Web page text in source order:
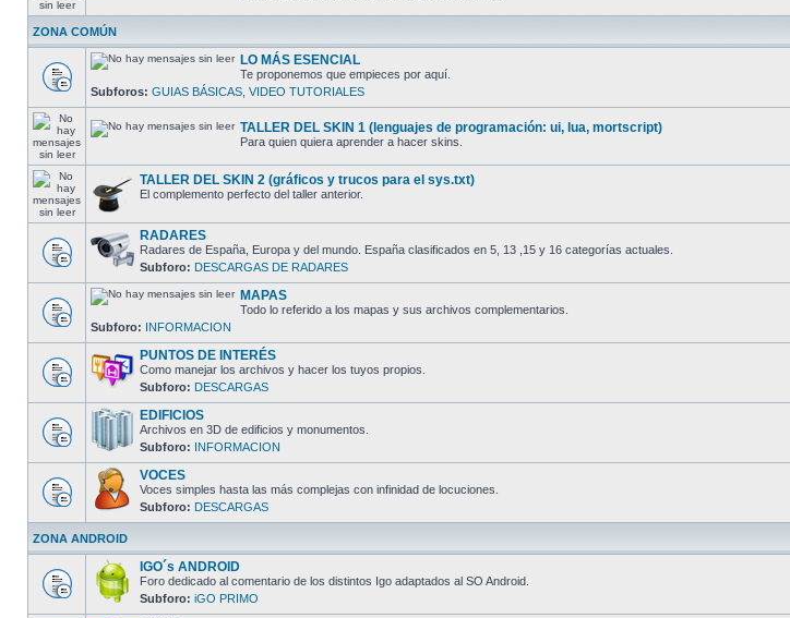
ZONA COMÚN
LO MÁS ESENCIAL
Te proponemos que empieces por aquí.
Subforos: GUIAS BÁSICAS VIDEO TUTORIALES
TALLER DEL SKIN 1 (lenguajes de programación: ui, lua, mortscript)
Para quien quiera aprender a hacer skins.
TALLER DEL SKIN 2 (gráficos y trucos para el sys.txt)
El complemento perfecto del taller anterior.
RADARES
Radares de España, Europa y del mundo. España clasificados en 5, 13 ,15 y 16 categorías actuales.
Subforo: DESCARGAS DE RADARES
MAPAS
Todo lo referido a los mapas y sus archivos complementarios.
Subforo: INFORMACION
PUNTOS DE INTERÉS
Como manejar los archivos y hacer los tuyos propios.
Subforo: DESCARGAS
EDIFICIOS
Archivos en 3D de edificios y monumentos.
Subforo: INFORMACION
VOCES
Voces simples hasta las más complejas con infinidad de locuciones.
Subforo: DESCARGAS
ZONA ANDROID
IGO´s ANDROID
Foro dedicado al comentario de los distintos Igo adaptados al SO Android.
Subforo: iGO PRIMO